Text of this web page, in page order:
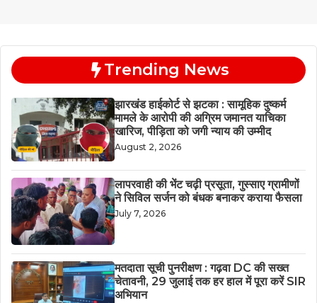
Trending News
झारखंड हाईकोर्ट से झटका : सामूहिक दुष्कर्म
मामले के आरोपी की अग्रिम जमानत याचिका
खारिज, पीड़िता को जगी न्याय की उम्मीद
August 2, 2026
लापरवाही की भेंट चढ़ी प्रसूता, गुस्साए ग्रामीणों
ने सिविल सर्जन को बंधक बनाकर कराया फैसला
July 7, 2026
मतदाता सूची पुनरीक्षण : गढ़वा DC की सख्त
चेतावनी, 29 जुलाई तक हर हाल में पूरा करें SIR
अभियान